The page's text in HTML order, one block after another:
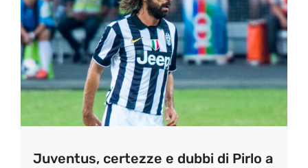
Juventus, certezze e dubbi di Pirlo a